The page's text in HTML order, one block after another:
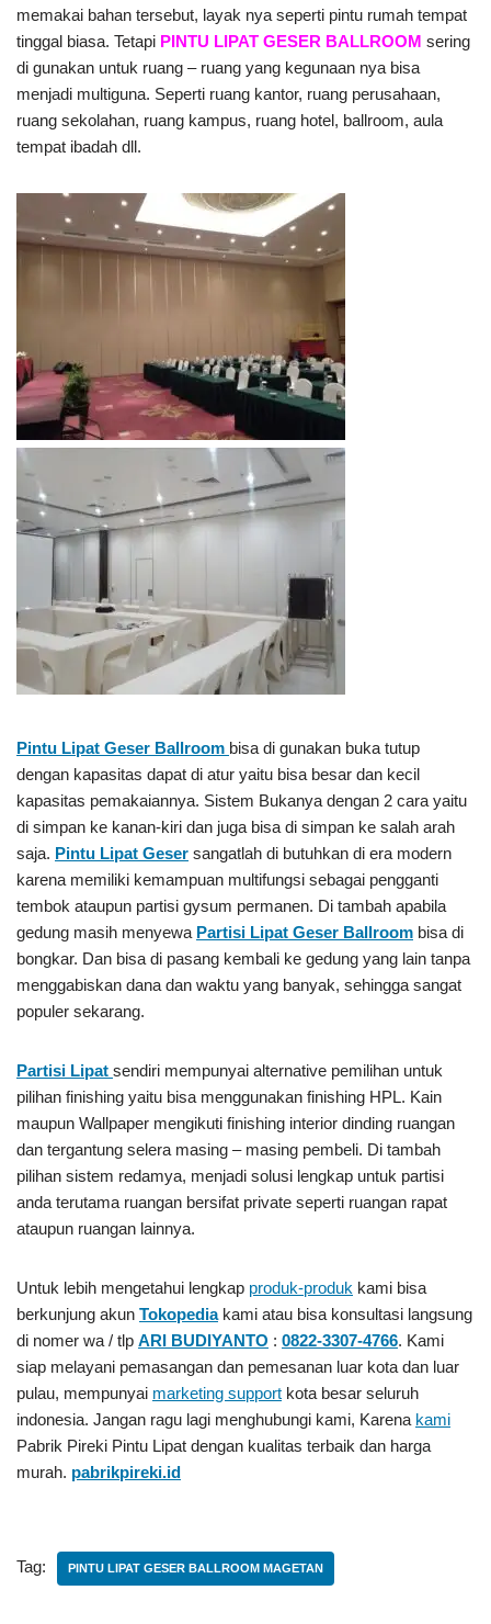
memakai bahan tersebut, layak nya seperti pintu rumah tempat
tinggal biasa. Tetapi PINTU LIPAT GESER BALLROOM sering
di gunakan untuk ruang – ruang yang kegunaan nya bisa
menjadi multiguna. Seperti ruang kantor, ruang perusahaan,
ruang sekolahan, ruang kampus, ruang hotel, ballroom, aula
tempat ibadah dll.
Pintu Lipat Geser Ballroom bisa di gunakan buka tutup
dengan kapasitas dapat di atur yaitu bisa besar dan kecil
kapasitas pemakaiannya. Sistem Bukanya dengan 2 cara yaitu
di simpan ke kanan-kiri dan juga bisa di simpan ke salah arah
saja. Pintu Lipat Geser sangatlah di butuhkan di era modern
karena memiliki kemampuan multifungsi sebagai pengganti
tembok ataupun partisi gysum permanen. Di tambah apabila
gedung masih menyewa Partisi Lipat Geser Ballroom bisa di
bongkar. Dan bisa di pasang kembali ke gedung yang lain tanpa
menggabiskan dana dan waktu yang banyak, sehingga sangat
populer sekarang.
Partisi Lipat sendiri mempunyai alternative pemilihan untuk
pilihan finishing yaitu bisa menggunakan finishing HPL. Kain
maupun Wallpaper mengikuti finishing interior dinding ruangan
dan tergantung selera masing – masing pembeli. Di tambah
pilihan sistem redamya, menjadi solusi lengkap untuk partisi
anda terutama ruangan bersifat private seperti ruangan rapat
ataupun ruangan lainnya.
Untuk lebih mengetahui lengkap produk-produk kami bisa
berkunjung akun Tokopediakami atau bisa konsultasi langsung
di nomer wa / tlp ARI BUDIYANTO : 0822-3307-4766. Kami
siap melayani pemasangan dan pemesanan luar kota dan luar
pulau, mempunyai marketing support kota besar seluruh
indonesia. Jangan ragu lagi menghubungi kami, Karena kami
Pabrik Pireki Pintu Lipat dengan kualitas terbaik dan harga
murah. pabrikpireki.id
Tag: PINTU LIPAT GESER BALLROOM MAGETAN